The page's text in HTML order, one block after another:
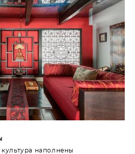
наполнены